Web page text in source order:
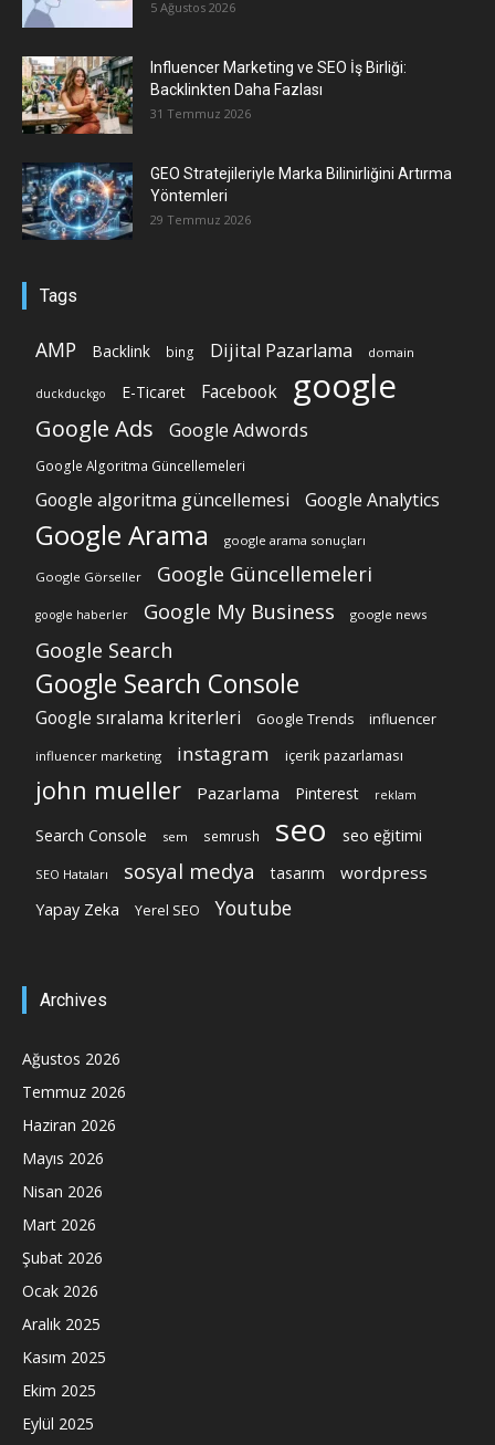
5 Ağustos 2026
Influencer Marketing ve SEO İş Birliği:
Backlinkten Daha Fazlası
31 Temmuz 2026
GEO Stratejileriyle Marka Bilinirliğini Artırma
Yöntemleri
29 Temmuz 2026
Tags
AMP Backlink bing Dijital Pazarlama domain
duckduckgo E-Ticaret Facebook google
Google Ads Google Adwords
Google Algoritma Güncellemeleri
Google algoritma güncellemesi Google Analytics
Google Arama google arama sonuçları
Google Görseller Google Güncellemeleri
google haberler Google My Business google news
Google Search
Google Search Console
Google sıralama kriterleri Google Trends influencer
influencer marketing instagram içerik pazarlaması
john mueller Pazarlama Pinterest reklam
Search Console sem semrush seo seo eğitimi
SEO Hataları sosyal medya tasarım wordpress
Yapay Zeka Yerel SEO Youtube
Archives
Ağustos 2026
Temmuz 2026
Haziran 2026
Mayıs 2026
Nisan 2026
Mart 2026
Şubat 2026
Ocak 2026
Aralık 2025
Kasım 2025
Ekim 2025
Eylül 2025